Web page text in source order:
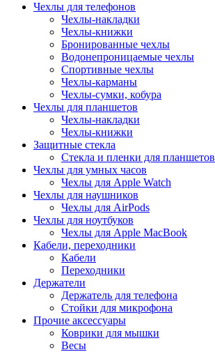
Чехлы для телефонов
Чехлы-накладки
Чехлы-книжки
Бронированные чехлы
Водонепроницаемые чехлы
Спортивные чехлы
Чехлы-карманы
Чехлы-сумки, кобура
Чехлы для планшетов
Чехлы-накладки
Чехлы-книжки
Защитные стекла
Стекла и пленки для планшетов
Чехлы для умных часов
Чехлы для Apple Watch
Чехлы для наушников
Чехлы для AirPods
Чехлы для ноутбуков
Чехлы для Apple MacBook
Кабели, переходники
Кабели
Переходники
Держатели
Держатель для телефона
Стойки для микрофона
Прочие аксессуары
Коврики для мышки
Весы